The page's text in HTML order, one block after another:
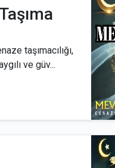
taşımacılığı,
ve güv...